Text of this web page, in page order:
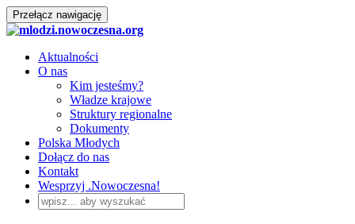
Przełącz nawigację
Aktualności
O nas
Kim jesteśmy?
Władze krajowe
Struktury regionalne
Dokumenty
Polska Młodych
Dołącz do nas
Kontakt
Wesprzyj .Nowoczesna!